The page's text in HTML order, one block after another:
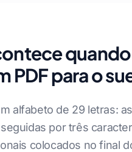
PDF para o
alfabeto de 29 letras:
por três
colocados no final